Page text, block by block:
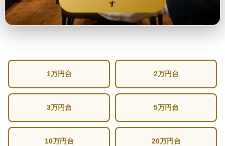
す
1万円台 2万円台
3万円台 5万円台
10万円台 20万円台